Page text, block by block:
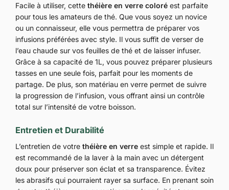
Facile à utiliser, cette théière en verre coloré est parfaite
pour tous les amateurs de thé. Que vous soyez un novice
ou un connaisseur, elle vous permettra de préparer vos
infusions préférées avec style. Il vous suffit de verser de
l’eau chaude sur vos feuilles de thé et de laisser infuser.
Grâce à sa capacité de 1L, vous pouvez préparer plusieurs
tasses en une seule fois, parfait pour les moments de
partage. De plus, son matériau en verre permet de suivre
la progression de l’infusion, vous offrant ainsi un contrôle
total sur l’intensité de votre boisson.
Entretien et Durabilité
L’entretien de votre théière en verre est simple et rapide. Il
est recommandé de la laver à la main avec un détergent
doux pour préserver son éclat et sa transparence. Évitez
les abrasifs qui pourraient rayer sa surface. En prenant soin